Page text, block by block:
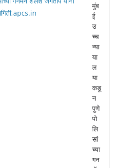
मुंब
ई
उ
च्च
न्या
या
ल
या
कडू
न
पुणे
पो
लि
सां
च्या
गन